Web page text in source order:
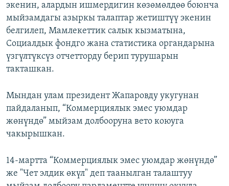
экенин, алардын ишмердигин көзөмөлдөө боюнча
мыйзамдагы азыркы талаптар жетиштүү экенин
белгилеп, Мамлекеттик салык кызматына,
Социалдык фондго жана статистика органдарына
үзгүлтүксүз отчетторду берип турушарын
такташкан.
Мындан улам президент Жапаровду укугунан
пайдаланып, “Коммерциялык эмес уюмдар
жөнүндө” мыйзам долбооруна вето коюуга
чакырышкан.
14-мартта “Коммерциялык эмес уюмдар жөнүндө”
же "Чет элдик өкүл" деп таанылган талаштуу